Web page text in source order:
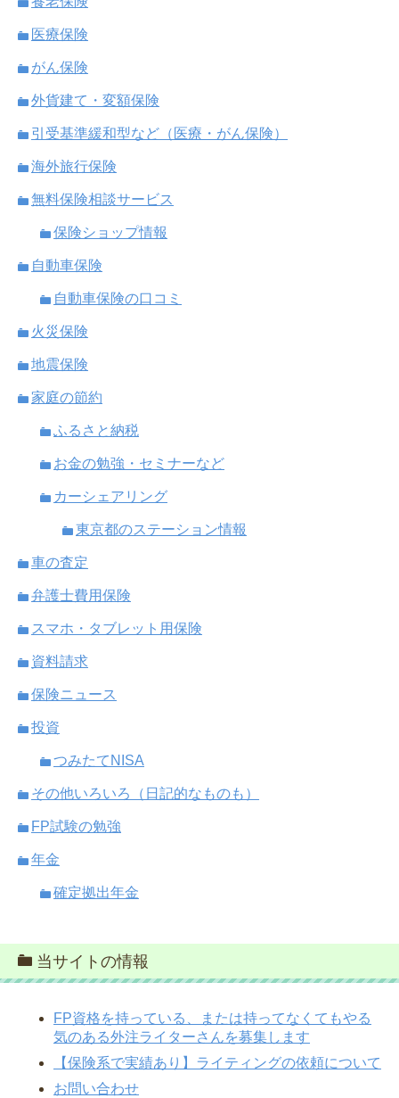
医療保険
がん保険
外貨建て・変額保険
引受基準緩和型など（医療・がん保険）
海外旅行保険
無料保険相談サービス
保険ショップ情報
自動車保険
自動車保険の口コミ
火災保険
地震保険
家庭の節約
ふるさと納税
お金の勉強・セミナーなど
カーシェアリング
東京都のステーション情報
車の査定
弁護士費用保険
スマホ・タブレット用保険
資料請求
保険ニュース
投資
つみたてNISA
その他いろいろ（日記的なものも）
FP試験の勉強
年金
確定拠出年金
当サイトの情報
FP資格を持っている、または持ってなくてもやる
気のある外注ライターさんを募集します
【保険系で実績あり】ライティングの依頼について
お問い合わせ